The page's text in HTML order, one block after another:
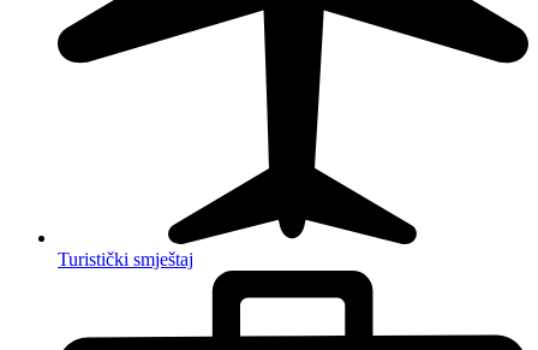
Turistički smještaj